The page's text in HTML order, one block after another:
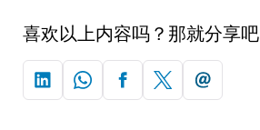
喜欢以上内容吗？那就分享吧